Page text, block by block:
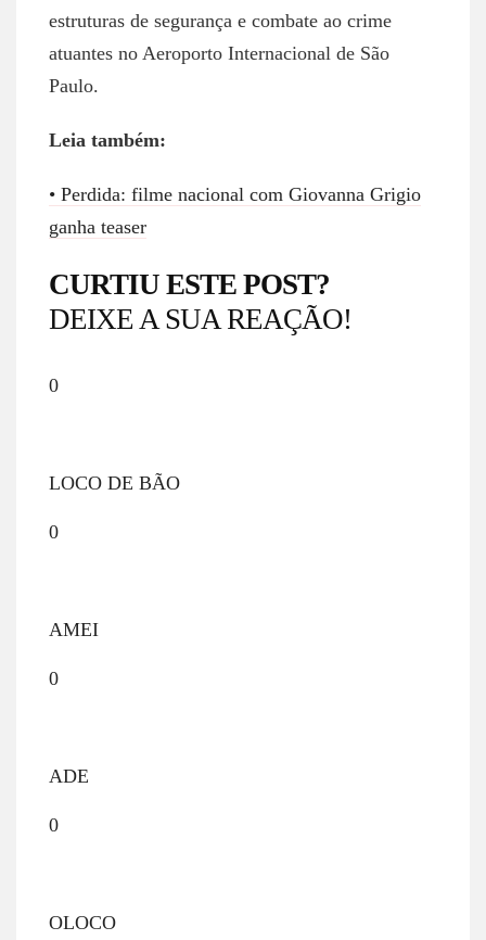
estruturas de segurança e combate ao crime
atuantes no Aeroporto Internacional de São
Paulo.
Leia também:
• Perdida: filme nacional com Giovanna Grigio
ganha teaser
CURTIU ESTE POST?
DEIXE A SUA REAÇÃO!
0
LOCO DE BÃO
0
AMEI
0
ADE
0
OLOCO